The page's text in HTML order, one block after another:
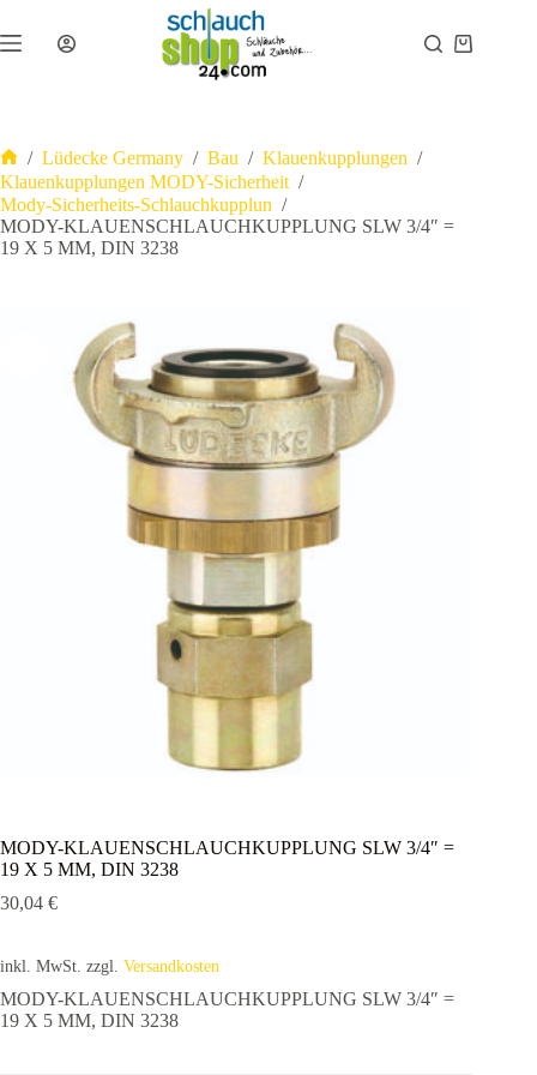
Inhalt
springen
Warenkorb
Start
/ Lüdecke Germany / Bau / Klauenkupplungen /
Klauenkupplungen MODY-Sicherheit /
Mody-Sicherheits-Schlauchkupplun /
MODY-KLAUENSCHLAUCHKUPPLUNG SLW 3/4″ =
19 X 5 MM, DIN 3238
MODY-KLAUENSCHLAUCHKUPPLUNG SLW 3/4″ =
19 X 5 MM, DIN 3238
30,04 €
inkl. MwSt. zzgl. Versandkosten
MODY-KLAUENSCHLAUCHKUPPLUNG SLW 3/4″ =
19 X 5 MM, DIN 3238